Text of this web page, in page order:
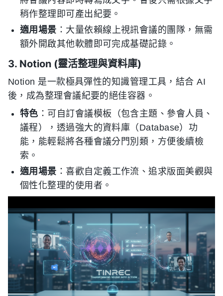
稍作整理即可產出紀要。
適用場景 ：大量依賴線上視訊會議的團隊，無需
額外開啟其他軟體即可完成基礎記錄。
3. Notion (靈活整理與資料庫)
Notion 是一款極具彈性的知識管理工具，結合 AI
後，成為整理會議紀要的絕佳容器。
特色 ：可自訂會議模板（包含主題、參會人員、
議程），透過強大的資料庫（Database）功
能，能輕鬆將各種會議分門別類，方便後續檢
索。
適用場景 ：喜歡自定義工作流、追求版面美觀與
個性化整理的使用者。